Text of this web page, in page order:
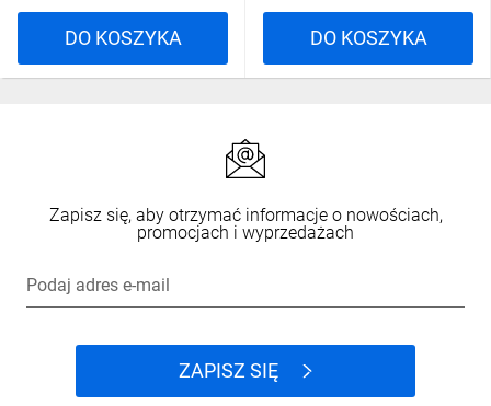
DO KOSZYKA DO KOSZYKA
Zapisz się, aby otrzymać informacje o nowościach,
promocjach i wyprzedażach
Podaj adres e-mail
ZAPISZ SIĘ